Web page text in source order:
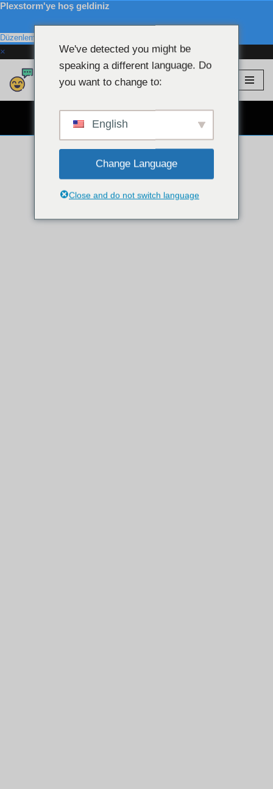
Plexstorm'ye hoş geldiniz
Düzenlemek
×
İçeriğe
Plexstorm 💖 VIP Modeller
ÜCRETSİZ WEB KAMERA SOHBET 👉
We've detected you might be
speaking a different language. Do
you want to change to:
English
Change Language
Close and do not switch language